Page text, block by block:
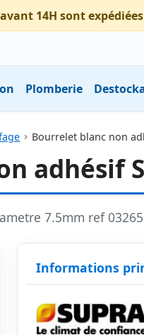
14H sont
Plomberie
Bourrelet blanc non
adhésif
7.5mm ref
Informations